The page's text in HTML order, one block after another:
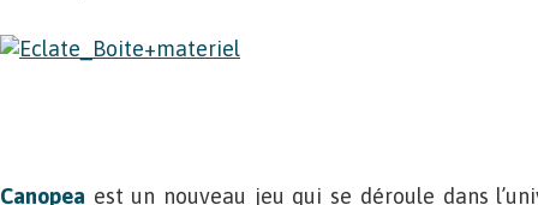
Canopea est un nouveau jeu qui se déroule dans